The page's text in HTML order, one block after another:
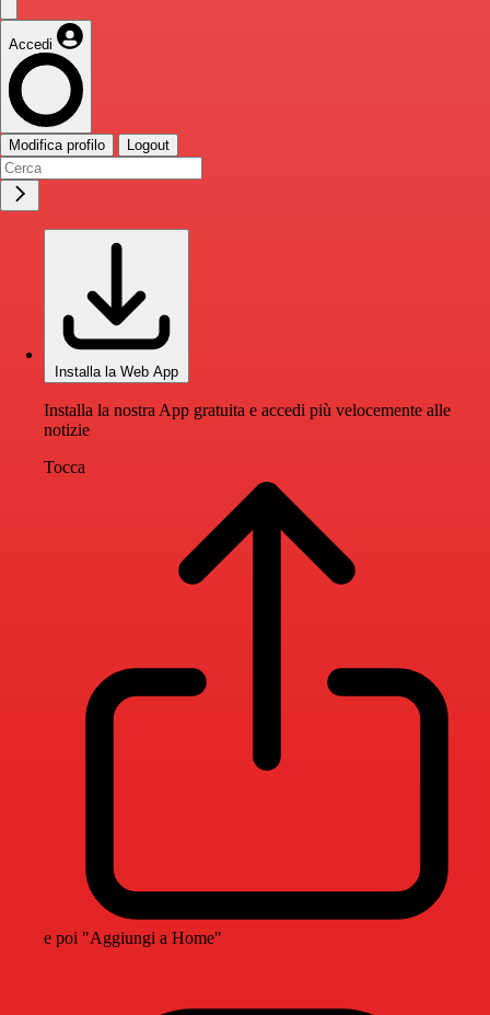
Accedi
Modifica profilo Logout
Installa la Web App
Installa la nostra App gratuita e accedi più velocemente alle
notizie
Tocca
e poi "Aggiungi a Home"